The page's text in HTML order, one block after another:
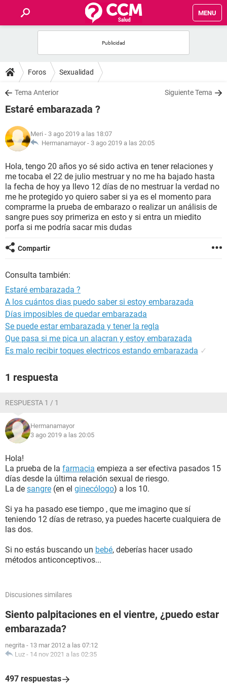
MENU
FOROS
SALUD
NUTRICIÓN
BIENESTAR
SEXUALIDAD
GLOSARIO
Foros Sexualidad
Tema Anterior Siguiente Tema
Estaré embarazada ?
Meri - 3 ago 2019 a las 18:07
Hermanamayor - 3 ago 2019 a las 20:05
Hola, tengo 20 años yo sé sido activa en tener relaciones y
me tocaba el 22 de julio mestruar y no me ha bajado hasta
la fecha de hoy ya llevo 12 días de no mestruar la verdad no
me he protegido yo quiero saber si ya es el momento para
comprarme la prueba de embarazo o realizar un análisis de
sangre pues soy primeriza en esto y si entra un miedito
porfa si me podría sacar mis dudas
Compartir
Consulta también:
Estaré embarazada ?
A los cuántos dias puedo saber si estoy embarazada
Días imposibles de quedar embarazada
Se puede estar embarazada y tener la regla
Que pasa si me pica un alacran y estoy embarazada
Es malo recibir toques electricos estando embarazada ✓
1 respuesta
RESPUESTA 1 / 1
Hermanamayor
3 ago 2019 a las 20:05
Hola!
La prueba de la farmacia empieza a ser efectiva pasados 15
días desde la última relación sexual de riesgo.
La de sangre (en el ginecólogo) a los 10.
Si ya ha pasado ese tiempo , que me imagino que sí
teniendo 12 días de retraso, ya puedes hacerte cualquiera de
las dos.
Si no estás buscando un bebé, deberías hacer usado
métodos anticonceptivos...
Discusiones similares
Siento palpitaciones en el vientre, ¿puedo estar
embarazada?
negrita - 13 mar 2012 a las 07:12
Luz - 14 nov 2021 a las 02:35
497 respuestas